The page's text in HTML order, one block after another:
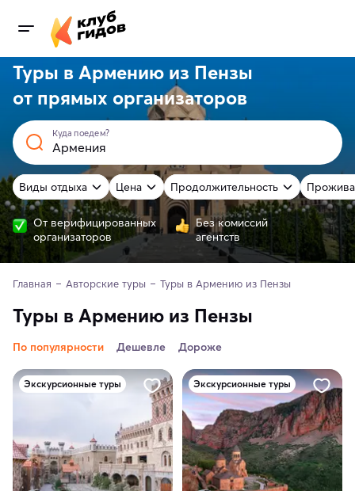
Туры в Армению из Пензы
от прямых организаторов
Куда поедем?
Виды отдыха Цена Продолжительность
От верифицированных
организаторов
Без комиссий
агентств
Главная Авторские туры Туры в Армению из Пензы
Туры в Армению из Пензы
По популярности Дешевле Дороже
Экскурсионные туры Экскурсионные туры